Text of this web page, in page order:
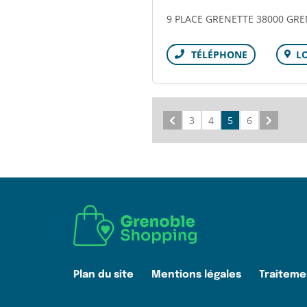
9 PLACE GRENETTE 38000
Téléphone
Précédent
3 4 5 6
Plan du site Mentions légales